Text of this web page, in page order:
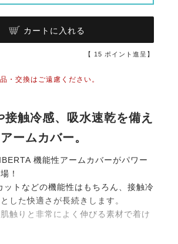
カートに入れる
【 15 ポイント進呈】
・交換はご遠慮ください。
接触冷感、吸水速乾を備え
ームカバー。
機能性アームカバーがパワー
！
ットなどの機能性はもちろん、接触冷
した快適さが長続きします。
触りと非常によく伸びる素材で着け